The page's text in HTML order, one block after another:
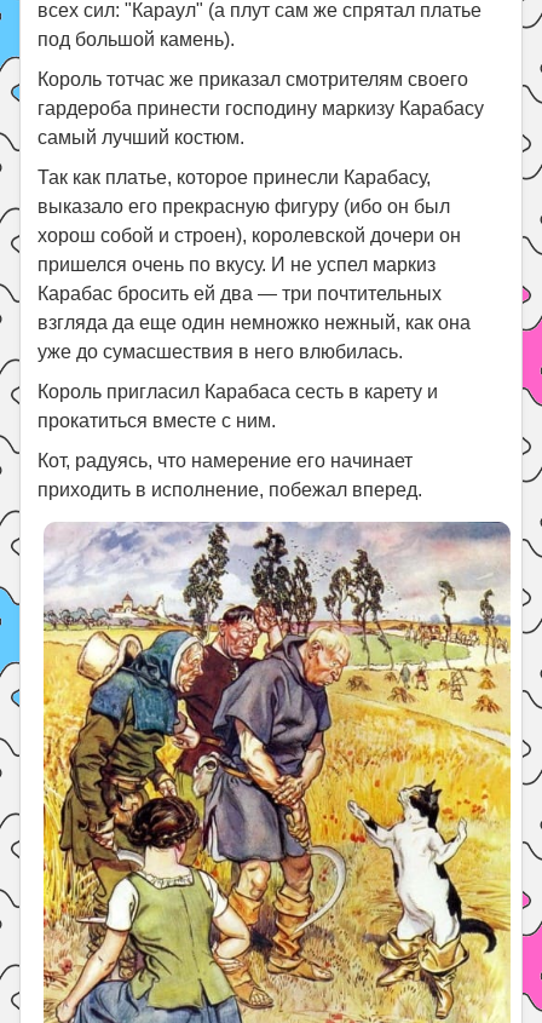
всех сил: "Караул" (а плут сам же спрятал платье
под большой камень).
Король тотчас же приказал смотрителям своего
гардероба принести господину маркизу Карабасу
самый лучший костюм.
Так как платье, которое принесли Карабасу,
выказало его прекрасную фигуру (ибо он был
хорош собой и строен), королевской дочери он
пришелся очень по вкусу. И не успел маркиз
Карабас бросить ей два — три почтительных
взгляда да еще один немножко нежный, как она
уже до сумасшествия в него влюбилась.
Король пригласил Карабаса сесть в карету и
прокатиться вместе с ним.
Кот, радуясь, что намерение его начинает
приходить в исполнение, побежал вперед.